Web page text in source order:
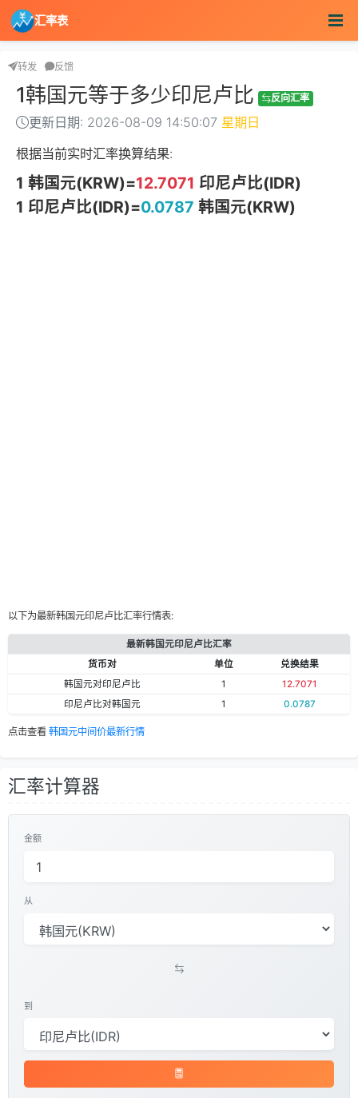
汇率表
转发 反馈
1韩国元等于多少印尼卢比 反向汇率
更新日期: 2026-08-09 14:50:07 星期日
根据当前实时汇率换算结果:
1 韩国元(KRW)=12.7071 印尼卢比(IDR)
1 印尼卢比(IDR)=0.0787 韩国元(KRW)
以下为最新韩国元印尼卢比汇率行情表:
最新韩国元印尼卢比汇率
货币对
单位
兑换结果
韩国元对印尼卢比
1
12.7071
印尼卢比对韩国元
1 0.0787
点击查看 韩国元中间价最新行情
汇率计算器
金额
从
到